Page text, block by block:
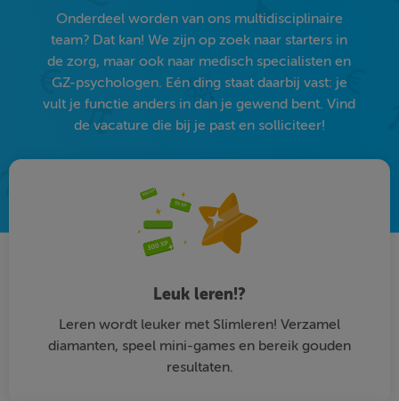
Onderdeel worden van ons multidisciplinaire
team? Dat kan! We zijn op zoek naar starters in
de zorg, maar ook naar medisch specialisten en
GZ-psychologen. Eén ding staat daarbij vast: je
vult je functie anders in dan je gewend bent. Vind
de vacature die bij je past en solliciteer!
Leuk leren!?
Leren wordt leuker met Slimleren! Verzamel
diamanten, speel mini-games en bereik gouden
resultaten.